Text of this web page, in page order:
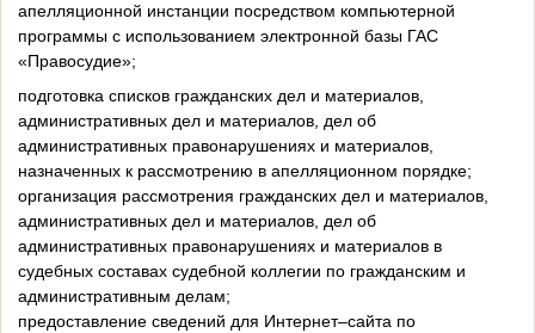
апелляционной инстанции посредством компьютерной
программы с использованием электронной базы ГАС
«Правосудие»;
подготовка списков гражданских дел и материалов,
административных дел и материалов, дел об
административных правонарушениях и материалов,
назначенных к рассмотрению в апелляционном порядке;
организация рассмотрения гражданских дел и материалов,
административных дел и материалов, дел об
административных правонарушениях и материалов в
судебных составах судебной коллегии по гражданским и
административным делам;
предоставление сведений для Интернет–сайта по